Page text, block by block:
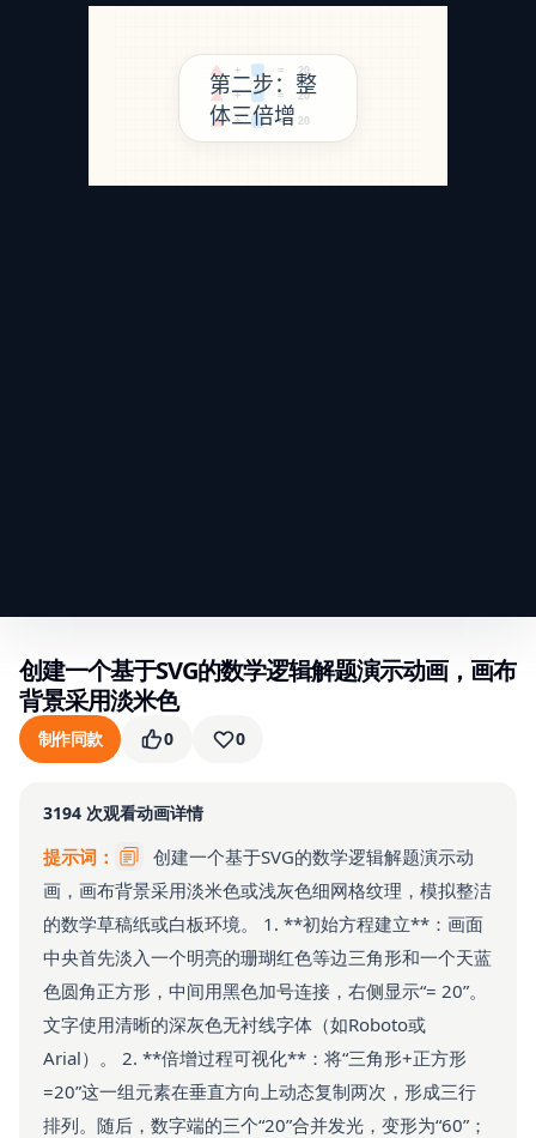
创建一个基于SVG的数学逻辑解题演示动画，画布
背景采用淡米色
制作同款 0 0
3194 次观看动画详情
提示词：
创建一个基于SVG的数学逻辑解题演示动
画，画布背景采用淡米色或浅灰色细网格纹理，模拟整洁
的数学草稿纸或白板环境。 1. **初始方程建立**：画面
中央首先淡入一个明亮的珊瑚红色等边三角形和一个天蓝
色圆角正方形，中间用黑色加号连接，右侧显示“= 20”。
文字使用清晰的深灰色无衬线字体（如Roboto或
Arial）。 2. **倍增过程可视化**：将“三角形+正方形
=20”这一组元素在垂直方向上动态复制两次，形成三行
排列。随后，数字端的三个“20”合并发光，变形为“60”；